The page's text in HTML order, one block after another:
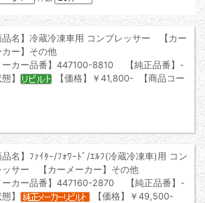
品名】冷蔵冷凍車用 コンプレッサー 【カー
カー】その他
ーカー品番】447100-8810 【純正品番】-
態】
【価格】￥41,800- 【商品コー
品名】ﾌｧｲﾀｰ/ﾌｫﾜｰﾄﾞ/ｴﾙﾌ(冷蔵冷凍車)用 コン
ッサー 【カーメーカー】その他
ーカー品番】447160-2870 【純正品番】-
態】
【価格】￥49,500-